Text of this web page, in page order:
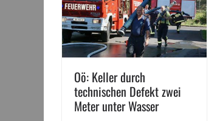
Oö: Keller durch
technischen Defekt zwei
Meter unter Wasser